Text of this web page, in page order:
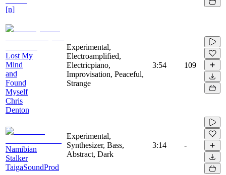
[n]
Lost My
Mind
and
Found
Myself
Chris
Denton
Experimental,
Electroamplified,
Electricpiano,
Improvisation, Peaceful,
Strange
3:54 109
Namibian
Stalker
TaigaSoundProd
Experimental,
Synthesizer, Bass,
Abstract, Dark
3:14 -